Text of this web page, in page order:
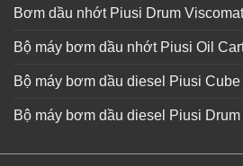
Bơm dầu nhớt Piusi Drum
Bộ máy bơm dầu nhớt Piusi Oil
Bộ máy bơm dầu diesel Piusi
Bộ máy bơm dầu diesel Piusi